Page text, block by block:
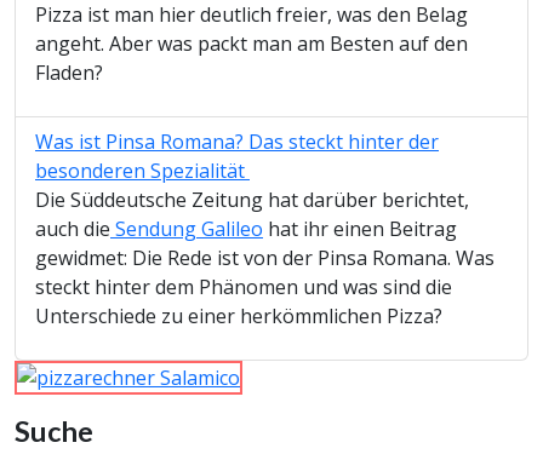
Pizza ist man hier deutlich freier, was den Belag
angeht. Aber was packt man am Besten auf den
Fladen?
Was ist Pinsa Romana? Das steckt hinter der
besonderen Spezialität
Die Süddeutsche Zeitung hat darüber berichtet,
auch die Sendung Galileo hat ihr einen Beitrag
gewidmet: Die Rede ist von der Pinsa Romana. Was
steckt hinter dem Phänomen und was sind die
Unterschiede zu einer herkömmlichen Pizza?
Suche